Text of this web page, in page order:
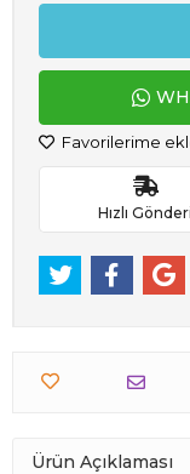
Favorilerime
Hızlı Gönderi
Ürün Açıklaması